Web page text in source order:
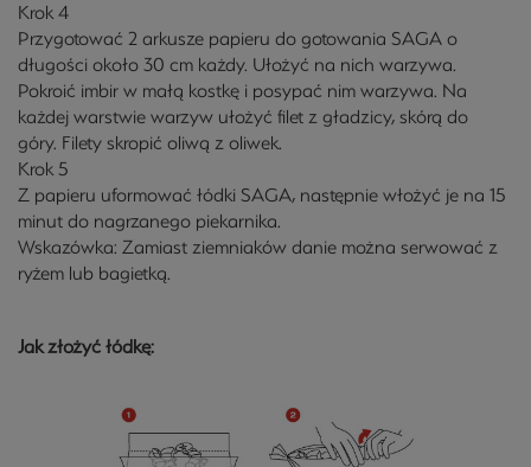
Krok 4
Przygotować 2 arkusze papieru do gotowania SAGA o
długości około 30 cm każdy. Ułożyć na nich warzywa.
Pokroić imbir w małą kostkę i posypać nim warzywa. Na
każdej warstwie warzyw ułożyć filet z gładzicy, skórą do
góry. Filety skropić oliwą z oliwek.
Krok 5
Z papieru uformować łódki SAGA, następnie włożyć je na 15
minut do nagrzanego piekarnika.
Wskazówka: Zamiast ziemniaków danie można serwować z
ryżem lub bagietką.
Jak złożyć łódkę: